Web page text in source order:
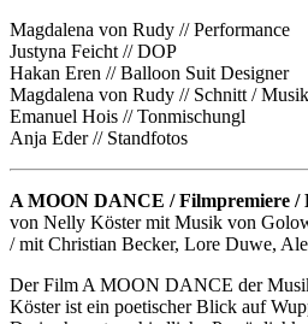
Magdalena von Rudy // Performance
Justyna Feicht // DOP
Hakan Eren // Balloon Suit Designer
Magdalena von Rudy // Schnitt / Musik
Emanuel Hois // Tonmischungl
Anja Eder // Standfotos
A MOON DANCE / Filmpremiere /
von Nelly Köster mit Musik von
/ mit Christian Becker, Lore Duwe,
Der Film A MOON DANCE der
Köster ist ein poetischer Blick auf